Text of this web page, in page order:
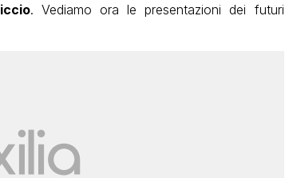
. Vediamo ora le presentazioni dei futuri